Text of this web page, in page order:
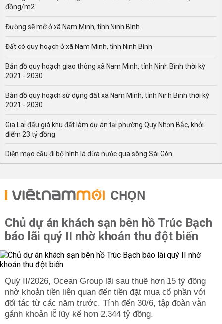
đồng/m2
Đường sẽ mở ở xã Nam Minh, tỉnh Ninh Bình
Đất có quy hoạch ở xã Nam Minh, tỉnh Ninh Bình
Bản đồ quy hoạch giao thông xã Nam Minh, tỉnh Ninh Bình thời kỳ
2021 - 2030
Bản đồ quy hoạch sử dụng đất xã Nam Minh, tỉnh Ninh Bình thời kỳ
2021 - 2030
Gia Lai đấu giá khu đất làm dự án tại phường Quy Nhơn Bắc, khởi
điểm 23 tỷ đồng
Diện mạo cầu đi bộ hình lá dừa nước qua sông Sài Gòn
CHỌN
Chủ dự án khách sạn bên hồ Trúc Bạch
báo lãi quý II nhờ khoản thu đột biến
Quý II/2026, Ocean Group lãi sau thuế hơn 15 tỷ đồng
nhờ khoản tiền liên quan đến tiền đặt mua cổ phần với
đối tác từ các năm trước. Tính đến 30/6, tập đoàn vẫn
gánh khoản lỗ lũy kế hơn 2.344 tỷ đồng.